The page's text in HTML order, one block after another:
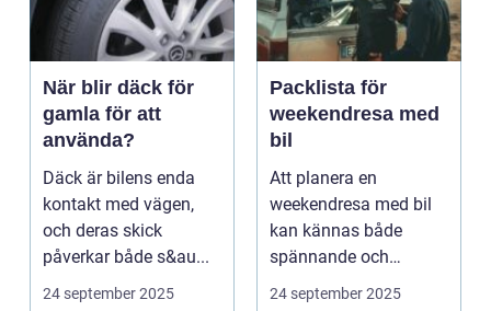
När blir däck för
gamla för att
använda?
Däck är bilens enda
kontakt med vägen,
och deras skick
påverkar både s&au...
24 september 2025
Packlista för
weekendresa med
bil
Att planera en
weekendresa med bil
kan kännas både
spännande och
stressigt. Oavsett ...
24 september 2025